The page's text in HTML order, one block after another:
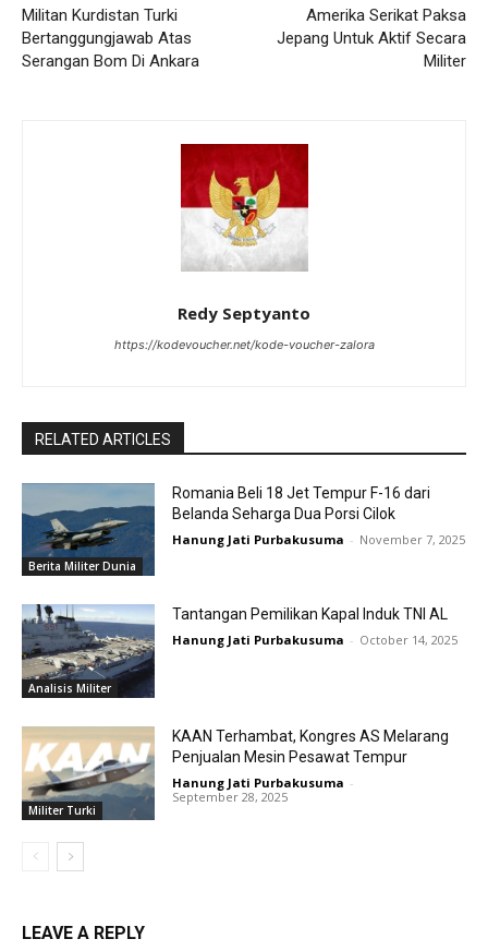
Militan Kurdistan Turki
Bertanggungjawab Atas
Serangan Bom Di Ankara
Amerika Serikat Paksa
Jepang Untuk Aktif Secara
Militer
Redy Septyanto
https://kodevoucher.net/kode-voucher-zalora
RELATED ARTICLES
Berita Militer Dunia
Romania Beli 18 Jet Tempur F-16 dari
Belanda Seharga Dua Porsi Cilok
Hanung Jati Purbakusuma - November 7, 2025
Analisis Militer
Tantangan Pemilikan Kapal Induk TNI AL
Hanung Jati Purbakusuma - October 14, 2025
Militer Turki
KAAN Terhambat, Kongres AS Melarang
Penjualan Mesin Pesawat Tempur
Hanung Jati Purbakusuma -
September 28, 2025
LEAVE A REPLY